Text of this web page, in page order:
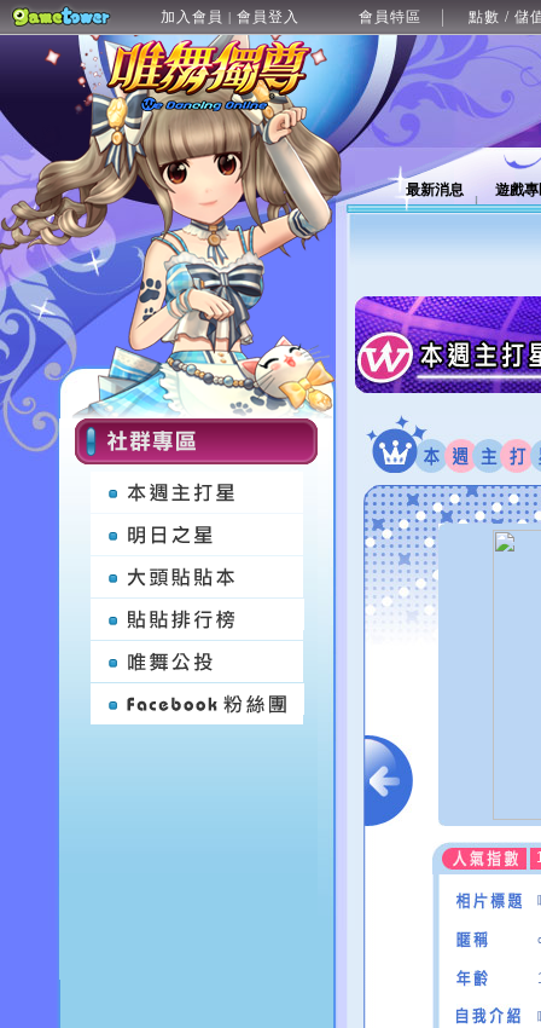
加入會員 | 會員登入 會員特區 點數 / 儲
最新消息 遊戲